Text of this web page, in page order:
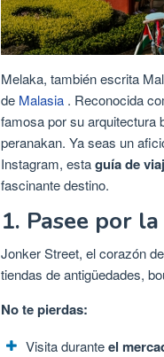
Melaka, también escrita
de Malasia . Reconocida
famosa por su arquitectura
peranakan. Ya seas un
Instagram, estaguía de
fascinante destino.
1. Pasee por
Jonker Street, el corazón
tiendas de antigüedades,
No te pierdas:
Visita duranteel